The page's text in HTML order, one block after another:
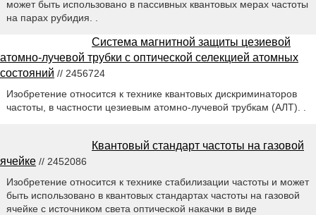
может быть использовано в пассивных квантовых мерах частоты
на парах рубидия. .
Система магнитной защиты цезиевой
атомно-лучевой трубки с оптической селекцией атомных
состояний // 2456724
Изобретение относится к технике квантовых дискриминаторов
частоты, в частности цезиевым атомно-лучевой трубкам (АЛТ). .
Квантовый стандарт частоты на газовой
ячейке // 2452086
Изобретение относится к технике стабилизации частоты и может
быть использовано в квантовых стандартах частоты на газовой
ячейке с источником света оптической накачки в виде